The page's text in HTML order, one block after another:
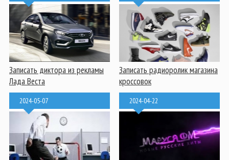
Записать диктора из рекламы
Лада Веста
Записать радиоролик магазина
кроссовок
2024-05-07 2024-04-22